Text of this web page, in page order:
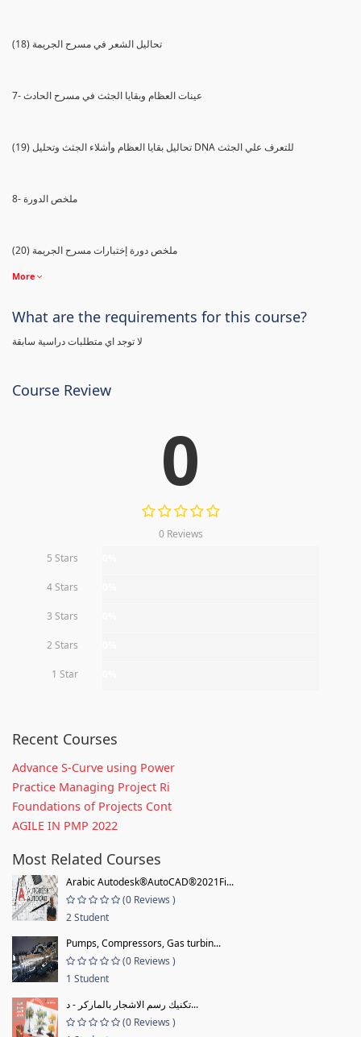
(18) تحاليل الشعر في مسرح الجريمة
7- عينات العظام وبقايا الجثث في مسرح الحادث
(19) تحاليل بقايا العظام وأشلاء الجثث وتحليل DNA للتعرف علي الجثث
8- ملخص الدورة
(20) ملخص دورة إختبارات مسرح الجريمة
More
What are the requirements for this course?
لا توجد اي متطلبات دراسية سابقة
Course Review
0
0 Reviews
5 Stars
4 Stars
3 Stars
2 Stars
1 Star
Recent Courses
Advance S-Curve using Power
Practice Managing Project Ri
Foundations of Projects Cont
AGILE IN PMP 2022
Most Related Courses
Arabic Autodesk®AutoCAD®2021Fi...
(0 Reviews )
2 Student
Pumps, Compressors, Gas turbin...
(0 Reviews )
1 Student
تكنيك رسم الاشجار بالماركر - د...
(0 Reviews )